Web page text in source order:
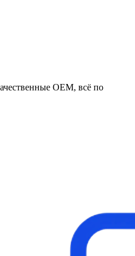
OEM, всё по